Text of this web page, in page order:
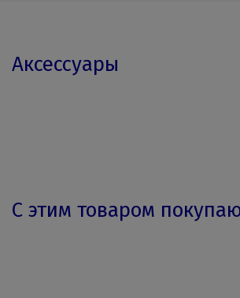
Аксессуары
С этим товаром